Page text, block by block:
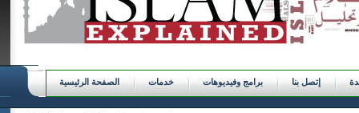
الصفحة الرئيسية خدمات برامج وفيديوهات إتصل بنا